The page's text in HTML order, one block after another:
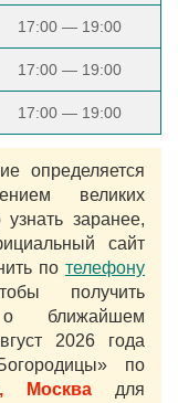
17:00 — 19:00
17:00 — 19:00
17:00 — 19:00
определяется
великих
заранее,
сайт
потелефону
получить
о ближайшем
2026 года
по
Москвадля